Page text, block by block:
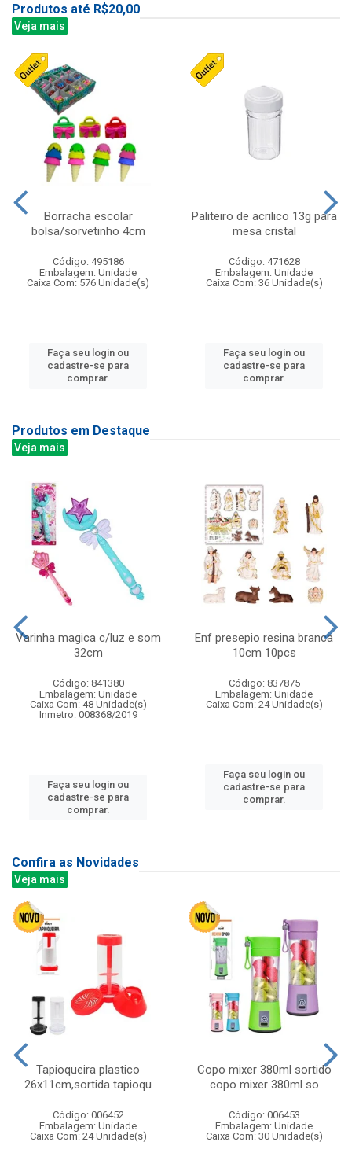
Produtos até R$20,00
Veja mais
Borracha escolar
bolsa/sorvetinho 4cm
Código: 495186
Embalagem: Unidade
Caixa Com: 576 Unidade(s)
Faça seu login ou
cadastre-se para
comprar.
Paliteiro de acrilico 13g para
mesa cristal
Código: 471628
Embalagem: Unidade
Caixa Com: 36 Unidade(s)
Faça seu login ou
cadastre-se para
comprar.
Produtos em Destaque
Veja mais
Varinha magica c/luz e som
32cm
Código: 841380
Embalagem: Unidade
Caixa Com: 48 Unidade(s)
Inmetro: 008368/2019
Faça seu login ou
cadastre-se para
comprar.
Enf presepio resina branca
10cm 10pcs
Código: 837875
Embalagem: Unidade
Caixa Com: 24 Unidade(s)
Faça seu login ou
cadastre-se para
comprar.
Confira as Novidades
Veja mais
Tapioqueira plastico
26x11cm,sortida tapioqu
Código: 006452
Embalagem: Unidade
Caixa Com: 24 Unidade(s)
Copo mixer 380ml sortido
copo mixer 380ml so
Código: 006453
Embalagem: Unidade
Caixa Com: 30 Unidade(s)